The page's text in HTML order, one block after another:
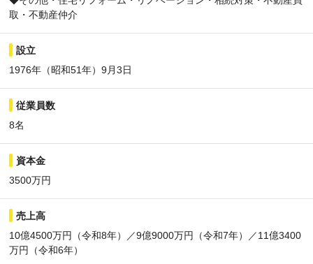
取・不動産仲介
設立
1976年（昭和51年）9月3日
従業員数
8名
資本金
3500万円
売上高
10億4500万円（令和8年）／9億9000万円（令和7年）／11億3400
万円（令和6年）